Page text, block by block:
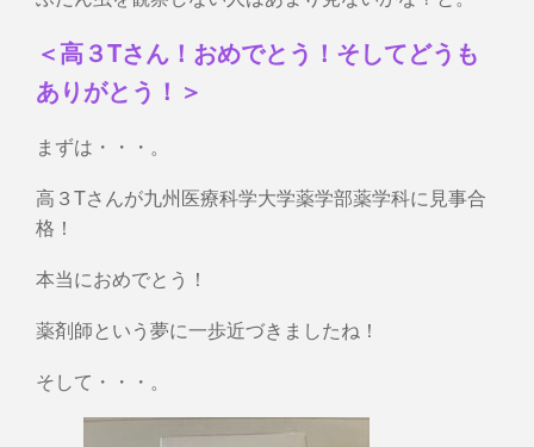
＜高３Tさん！おめでとう！そしてどうも
ありがとう！＞
まずは・・・。
高３Tさんが九州医療科学大学薬学部薬学科に見事合
格！
本当におめでとう！
薬剤師という夢に一歩近づきましたね！
そして・・・。